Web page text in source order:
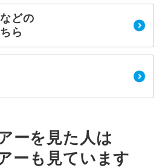
どの
ら
ーを見た人は
ーも見ています